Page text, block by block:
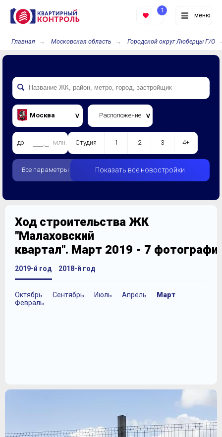
меню
1
Главная Московская область Городской округ Люберцы Г/О
Москва Расположение
до млн. Студия 1 2 3 4+
Все параметры Показать все новостройки
Ход строительства ЖК
"Малаховский
квартал". Март 2019 - 7
2019-й год
Октябрь Сентябрь Июль Апрель
Март
Февраль
2018-й год